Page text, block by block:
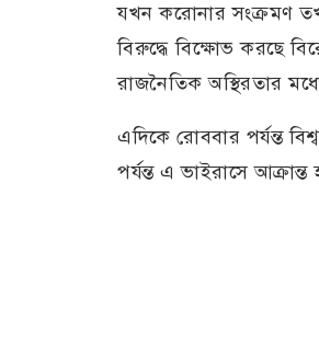
যখন করোনার সংক্রমণ
বিরুদ্ধে বিক্ষোভ করছে
রাজনৈতিক অস্থিরতার
এদিকে রোববার পর্যন্ত
পর্যন্ত এ ভাইরাসে